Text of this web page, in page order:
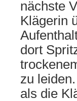
nächste
Klägerin
dort
zu
als die